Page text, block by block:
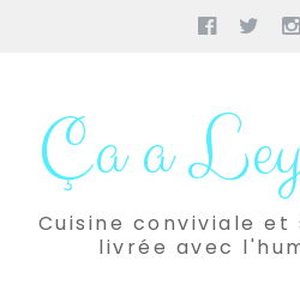
Facebook
contenuÇa a
Cuisine conviviale
livrée avec